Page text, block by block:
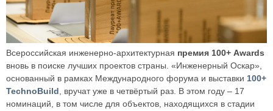
Всероссийская инженерно-архитектурная премия 100+ Awards
вновь в поиске лучших проектов страны. «Инженерный Оскар»,
основанный в рамках Международного форума и выставки 100+
TechnoBuild , вручат уже в четвёртый раз. В этом году – 17
номинаций, в том числе для объектов, находящихся в стадии